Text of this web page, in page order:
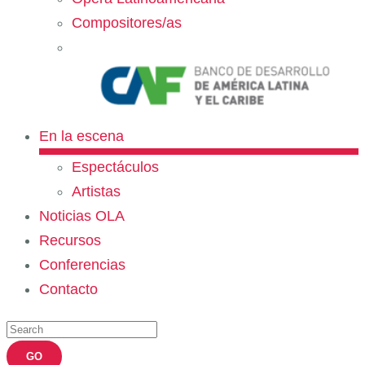
Compositores/as
En la escena
Espectáculos
Artistas
Noticias OLA
Recursos
Conferencias
Contacto